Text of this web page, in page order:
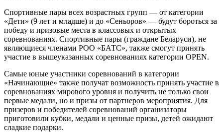
Спортивные пары всех возрастных групп — от категории
«Дети» (9 лет и младше) и до «Сеньоров» — будут бороться за
победу и призовые места в классовых и открытых
соревнованиях. Спортивные пары (граждане Беларуси), не
являющиеся членами РОО «БАТС», также смогут принять
участие в вышеуказанных соревнованиях категории OPEN.
Самые юные участники соревнований в категории
«Начинающие» также получат возможность принять участие в
соревнованиях мирового уровня и получить не только свои
первые медали, но и призы от партнеров мероприятия. Для
призеров и победителей соревнований организаторы
приготовили кубки, медали и ценные призы, детей ожидают
сладкие подарки.